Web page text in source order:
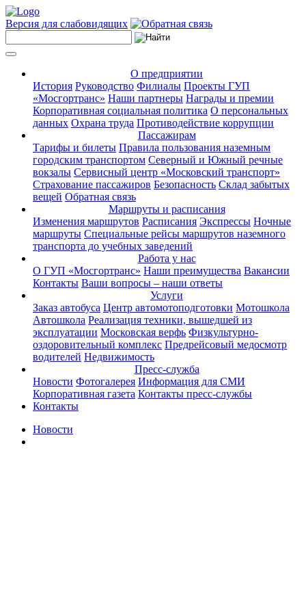
Версия для слабовидящих
О предприятии
История Руководство Филиалы Проекты ГУП
«Мосгортранс» Наши партнеры Награды и премии
Корпоративная социальная политика О персональных
данных Охрана труда Противодействие коррупции
Пассажирам
Тарифы и билеты Правила пользования наземным
городским транспортом Северный и Южный речные
вокзалы Сервисный центр «Московский транспорт»
Страхование пассажиров Безопасность Склад забытых
вещей Обратная связь
Маршруты и расписания
Изменения маршрутов Расписания Экспрессы Ночные
маршруты Специальные рейсы маршрутов наземного
транспорта до учебных заведений
Работа у нас
О ГУП «Мосгортранс» Наши преимущества Вакансии
Контакты Ваши вопросы – наши ответы
Услуги
Заказ автобуса Центр автомотоподготовки Мотошкола
Автошкола Реализация техники, вышедшей из
эксплуатации Московская верфь Физкультурно-
оздоровительный комплекс Предрейсовый медосмотр
водителей Недвижимость
Пресс-служба
Новости Фотогалерея Информация для СМИ
Корпоративная газета Контакты пресс-службы
Контакты
Новости